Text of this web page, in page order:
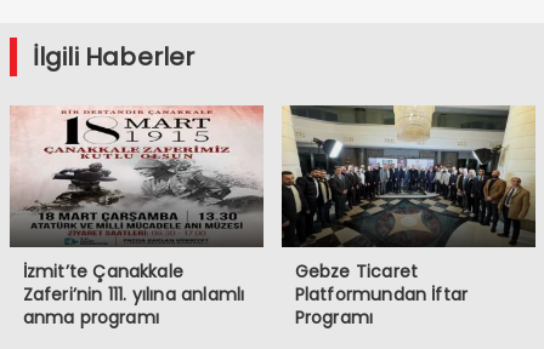
İlgili Haberler
İzmit’te Çanakkale
Zaferi’nin 111. yılına anlamlı
anma programı
Gebze Ticaret
Platformundan İftar
Programı